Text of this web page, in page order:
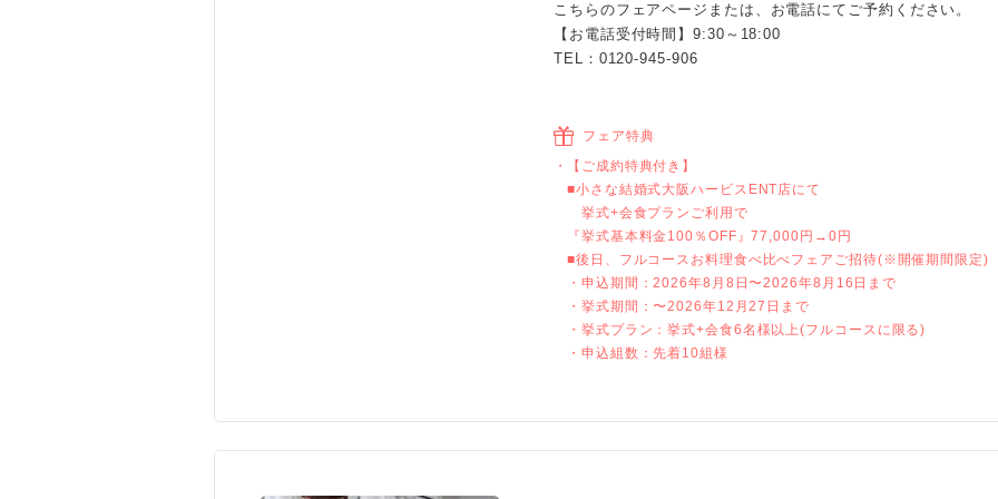
こちらのフェアページまたは、お電話にてご予約ください。
【お電話受付時間】9:30～18:00
TEL：0120-945-906
フェア特典
【ご成約特典付き】
■小さな結婚式大阪ハービスENT店にて
挙式+会食プランご利用で
『挙式基本料金100％OFF』77,000円→0円
■後日、フルコースお料理食べ比べフェアご招待(※開催期間限定)
・申込期間：2026年8月8日〜2026年8月16日まで
・挙式期間：〜2026年12月27日まで
・挙式プラン：挙式+会食6名様以上(フルコースに限る)
・申込組数：先着10組様